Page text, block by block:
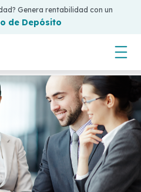
Genera rentabilidad con un
de Depósito